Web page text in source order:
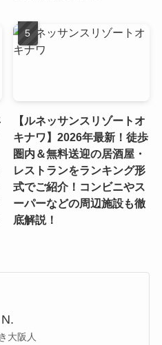
【ルネッサンスリゾートオ
キナワ】2026年最新！徒歩
圏内＆無料送迎の居酒屋・
レストランをランキング形
式でご紹介！コンビニやス
ーパーなどの周辺施設も徹
底解説！
N.
大阪人